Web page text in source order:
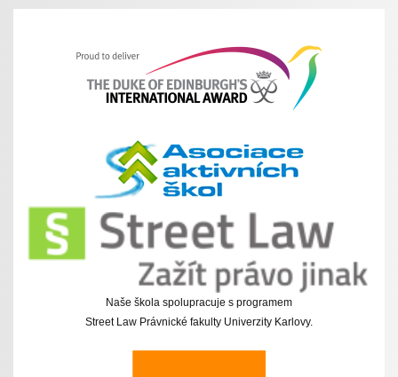
Naše škola spolupracuje s programem
Street Law Právnické fakulty Univerzity Karlovy.